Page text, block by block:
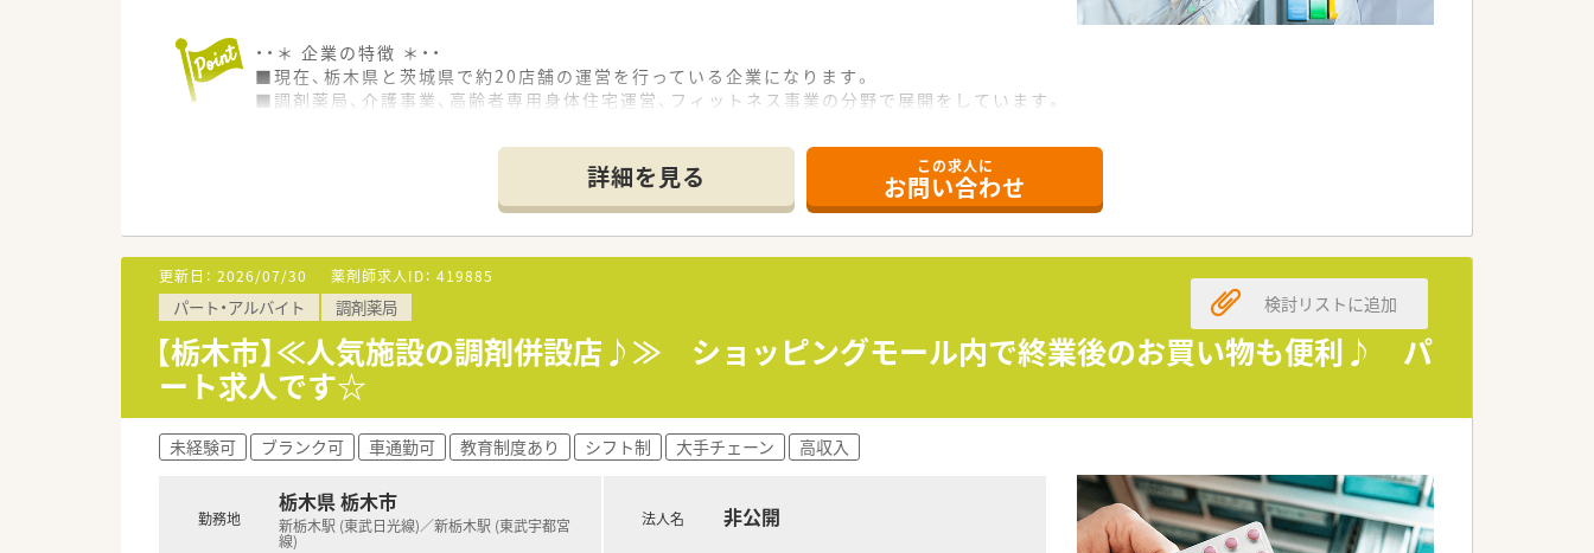
・・＊ 企業の特徴 ＊・・
■現在、栃木県と茨城県で約20店舗の運営を行っている企業になります。
■調剤薬局、介護事業、高齢者専用身体住宅運営、フィットネス事業の分野で展開をしています。
信頼の芽をより大きく育てるための更なる努力を続けております。
詳細を見る この求人に
お問い合わせ
更新日： 2026/07/30 薬剤師求人ID： 419885
パート・アルバイト 調剤薬局
【栃木市】≪人気施設の調剤併設店♪≫ ショッピングモール内で終業後のお買い物も便利♪ パ
ート求人です☆
検討リストに追加
未経験可 ブランク可 車通勤可 教育制度あり シフト制 大手チェーン 高収入
勤務地
栃木県 栃木市
新栃木駅 (東武日光線)／新栃木駅 (東武宇都宮
線)
法人名 非公開